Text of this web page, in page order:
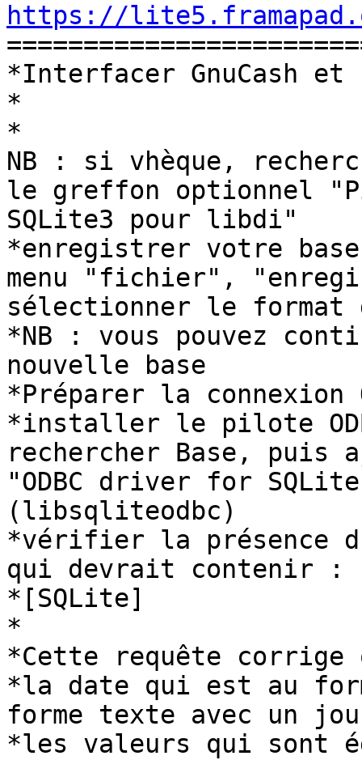
https://
*Interfacer GnuCash
*
*
NB : si vhèque,
le greffon optionnel
SQLite3 pour libdi"
*enregistrer votre base
menu "fichier",
sélectionner le format
*NB : vous pouvez
nouvelle base
*Préparer la connexion
*installer le pilote
rechercher Base,
"ODBC driver for SQLite
(libsqliteodbc)
*vérifier la présence
qui devrait contenir :
*[SQLite]
*
*Cette requête corrige
*la date qui est au format
forme texte avec un
*les valeurs qui sont